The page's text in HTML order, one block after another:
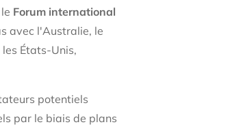
Forum international
avec l'Australie, le
États-Unis,
potentiels
par le biais de plans